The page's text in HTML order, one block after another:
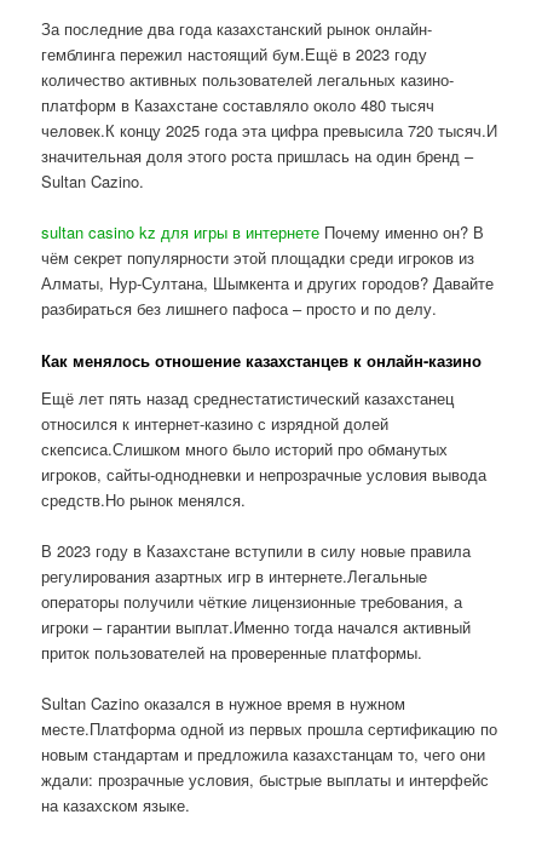
За последние два года казахстанский рынок онлайн-
гемблинга пережил настоящий бум.Ещё в 2023 году
количество активных пользователей легальных казино-
платформ в Казахстане составляло около 480 тысяч
человек.К концу 2025 года эта цифра превысила 720 тысяч.И
значительная доля этого роста пришлась на один бренд –
Sultan Cazino.
sultan casino kz для игры в интернете Почему именно он? В
чём секрет популярности этой площадки среди игроков из
Алматы, Нур-Султана, Шымкента и других городов? Давайте
разбираться без лишнего пафоса – просто и по делу.
Как менялось отношение казахстанцев к онлайн-казино
Ещё лет пять назад среднестатистический казахстанец
относился к интернет-казино с изрядной долей
скепсиса.Слишком много было историй про обманутых
игроков, сайты-однодневки и непрозрачные условия вывода
средств.Но рынок менялся.
В 2023 году в Казахстане вступили в силу новые правила
регулирования азартных игр в интернете.Легальные
операторы получили чёткие лицензионные требования, а
игроки – гарантии выплат.Именно тогда начался активный
приток пользователей на проверенные платформы.
Sultan Cazino оказался в нужное время в нужном
месте.Платформа одной из первых прошла сертификацию по
новым стандартам и предложила казахстанцам то, чего они
ждали: прозрачные условия, быстрые выплаты и интерфейс
на казахском языке.